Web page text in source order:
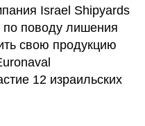
Israel Shipyards
по поводу лишения
свою продукцию
12 израильских